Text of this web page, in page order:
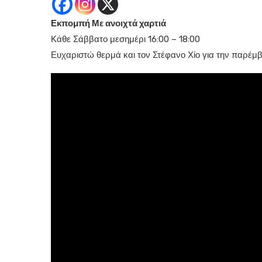
Εκπομπή Με ανοιχτά χαρτιά
Κάθε Σάββατο μεσημέρι 16:00 – 18:00
Ευχαριστώ θερμά και τον Στέφανο Χίο για την